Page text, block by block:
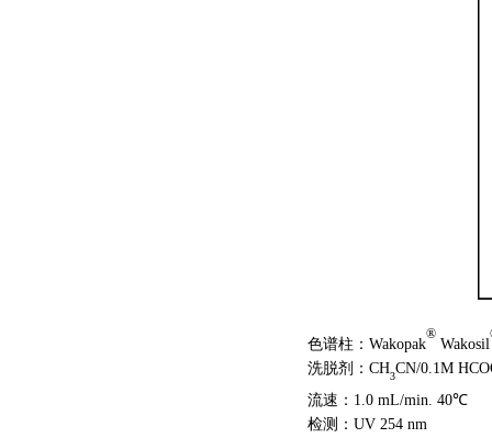
色谱柱：Wakopak
®
Wakosil
洗脱剂：CH3CN/0.1M
流速：1.0 mL/min. 40℃
检测：UV 254 nm